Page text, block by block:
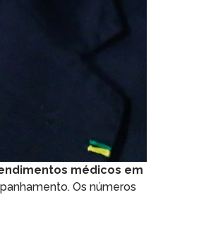
médicos em
Os números